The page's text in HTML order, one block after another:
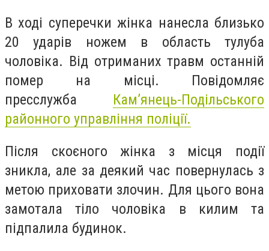
В ході суперечки жінка нанесла близько
20 ударів ножем в область тулуба
чоловіка. Від отриманих травм останній
помер на місці. Повідомляє
пресслужба Кам’янець-Подільського
районного управління поліції.
Після скоєного жінка з місця події
зникла, але за деякий час повернулась з
метою приховати злочин. Для цього вона
замотала тіло чоловіка в килим та
підпалила будинок.